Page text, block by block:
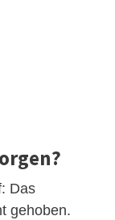
Das
gehoben.